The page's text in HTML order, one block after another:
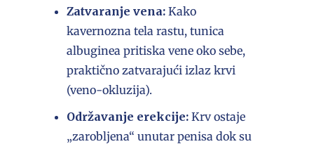
Zatvaranje vena:Kako
kavernozna tela rastu, tunica
albuginea pritiska vene oko sebe,
praktično zatvarajući izlaz krvi
(veno-okluzija).
Održavanje erekcije:Krv ostaje
„zarobljena“ unutar penisa dok su